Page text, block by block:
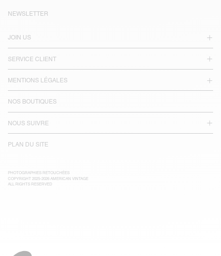
JOIN US
SERVICE CLIENT
MENTIONS LÉGALES
NOS BOUTIQUES
NOUS SUIVRE
PLAN DU SITE
NEWSLETTER
PHOTOGRAPHIES RETOUCHÉES
COPYRIGHT 2025-2026 AMERICAN VINTAGE
ALL RIGHTS RESERVED